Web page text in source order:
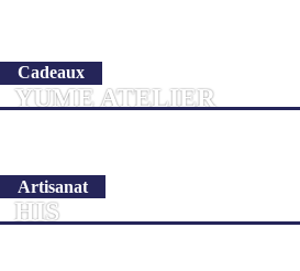
YUME ATELIER
HIS
Cadeaux
Artisanat